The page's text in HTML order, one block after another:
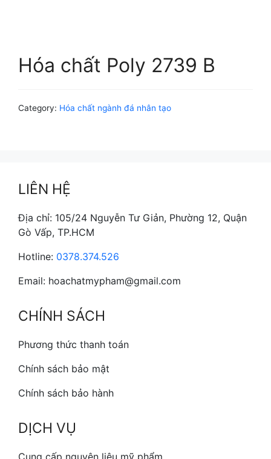
Hóa chất Poly 2739 B
Category: Hóa chất ngành đá nhân tạo
LIÊN HỆ
Địa chỉ: 105/24 Nguyễn Tư Giản, Phường 12, Quận
Gò Vấp, TP.HCM
Hotline: 0378.374.526
Email: hoachatmypham@gmail.com
CHÍNH SÁCH
Phương thức thanh toán
Chính sách bảo mật
Chính sách bảo hành
DỊCH VỤ
Cung cấp nguyên liệu mỹ phẩm